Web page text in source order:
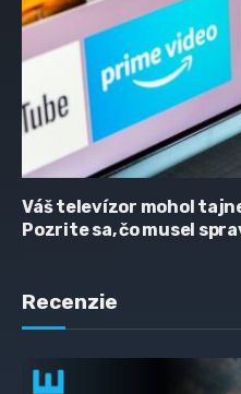
Váš televízor mohol
Pozrite sa, čo musel
Recenzie